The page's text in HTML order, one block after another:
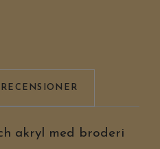
RECENSIONER
akryl med broderi